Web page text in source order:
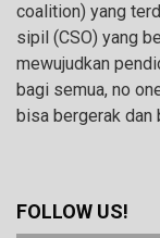
coalition) yang
sipil (CSO) yang
mewujudkan
bagi semua, no
bisa bergerak dan
FOLLOW US!